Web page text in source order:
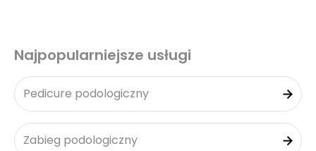
Najpopularniejsze usługi
Pedicure podologiczny
Zabieg podologiczny